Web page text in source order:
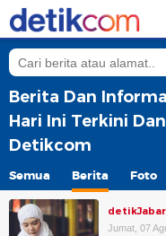
Berita Dan
Hari Ini Terkini
Detikcom
Semua Berita Foto
detikJabar
Jumat, 07